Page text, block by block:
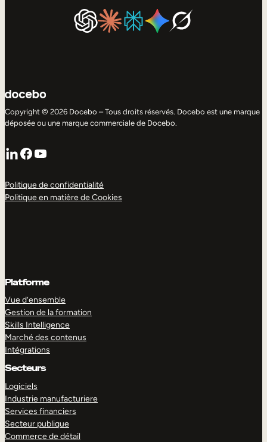
Copyright © 2026 Docebo – Tous droits réservés. Docebo est une marque
déposée ou une marque commerciale de Docebo.
LinkedIn
Facebook
YouTube
Politique de confidentialité
Politique en matière de Cookies
Platforme
Vue d’ensemble
Gestion de la formation
Skills Intelligence
Marché des contenus
Intégrations
Secteurs
Logiciels
Industrie manufacturiere
Services financiers
Secteur publique
Commerce de détail